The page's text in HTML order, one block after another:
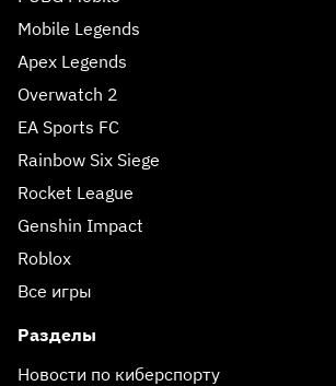
Mobile Legends
Apex Legends
Overwatch 2
EA Sports FC
Rainbow Six Siege
Rocket League
Genshin Impact
Roblox
Все игры
Разделы
Новости по киберспорту